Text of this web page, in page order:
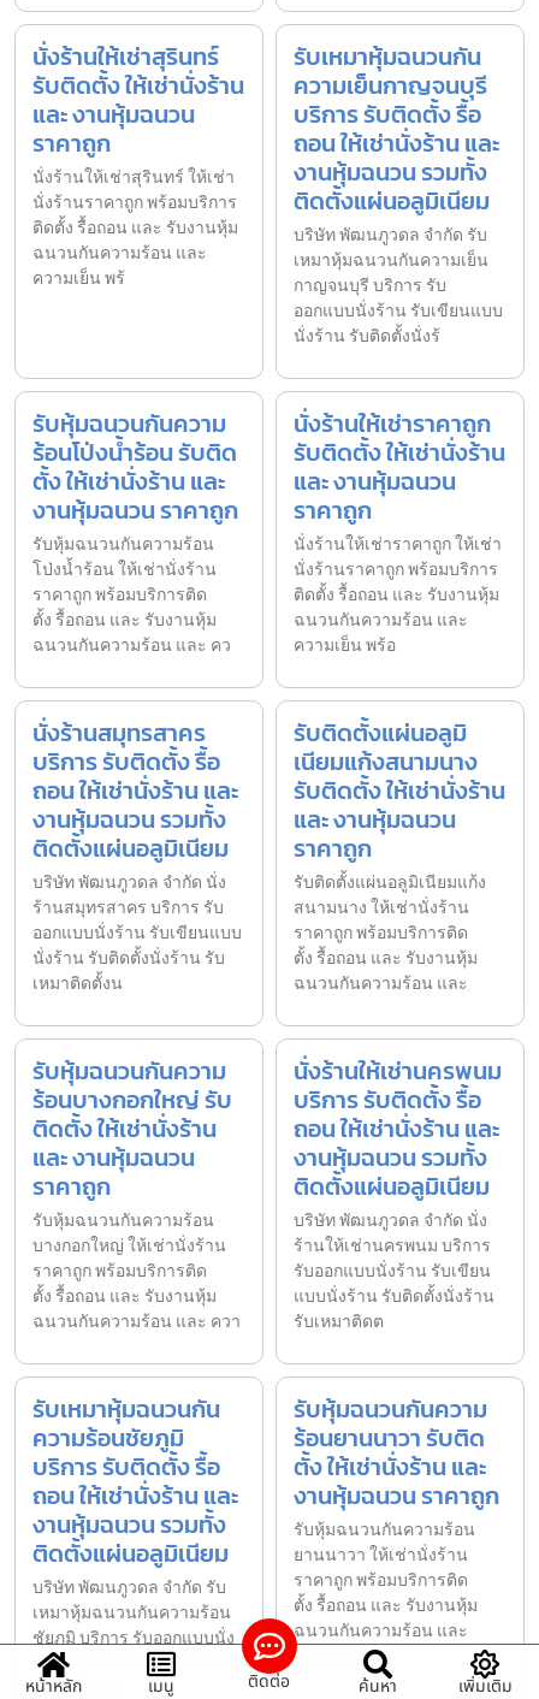
นั่งร้านให้เช่าสุรินทร์
รับติดตั้ง ให้เช่านั่งร้าน
และ งานหุ้มฉนวน
ราคาถูก
นั่งร้านให้เช่าสุรินทร์ ให้เช่า
นั่งร้านราคาถูก พร้อมบริการ
ติดตั้ง รื้อถอน และ รับงานหุ้ม
ฉนวนกันความร้อน และ
ความเย็น พร้
รับเหมาหุ้มฉนวนกัน
ความเย็นกาญจนบุรี
บริการ รับติดตั้ง รื้อ
ถอน ให้เช่านั่งร้าน และ
งานหุ้มฉนวน รวมทั้ง
ติดตั้งแผ่นอลูมิเนียม
บริษัท พัฒนภูวดล จำกัด รับ
เหมาหุ้มฉนวนกันความเย็น
กาญจนบุรี บริการ รับ
ออกแบบนั่งร้าน รับเขียนแบบ
นั่งร้าน รับติดตั้งนั่งร้
รับหุ้มฉนวนกันความ
ร้อนโป่งน้ำร้อน รับติด
ตั้ง ให้เช่านั่งร้าน และ
งานหุ้มฉนวน ราคาถูก
รับหุ้มฉนวนกันความร้อน
โป่งน้ำร้อน ให้เช่านั่งร้าน
ราคาถูก พร้อมบริการติด
ตั้ง รื้อถอน และ รับงานหุ้ม
ฉนวนกันความร้อน และ คว
นั่งร้านให้เช่าราคาถูก
รับติดตั้ง ให้เช่านั่งร้าน
และ งานหุ้มฉนวน
ราคาถูก
นั่งร้านให้เช่าราคาถูก ให้เช่า
นั่งร้านราคาถูก พร้อมบริการ
ติดตั้ง รื้อถอน และ รับงานหุ้ม
ฉนวนกันความร้อน และ
ความเย็น พร้อ
นั่งร้านสมุทรสาคร
บริการ รับติดตั้ง รื้อ
ถอน ให้เช่านั่งร้าน และ
งานหุ้มฉนวน รวมทั้ง
ติดตั้งแผ่นอลูมิเนียม
บริษัท พัฒนภูวดล จำกัด นั่ง
ร้านสมุทรสาคร บริการ รับ
ออกแบบนั่งร้าน รับเขียนแบบ
นั่งร้าน รับติดตั้งนั่งร้าน รับ
เหมาติดตั้งน
รับติดตั้งแผ่นอลูมิ
เนียมแก้งสนามนาง
รับติดตั้ง ให้เช่านั่งร้าน
และ งานหุ้มฉนวน
ราคาถูก
รับติดตั้งแผ่นอลูมิเนียมแก้ง
สนามนาง ให้เช่านั่งร้าน
ราคาถูก พร้อมบริการติด
ตั้ง รื้อถอน และ รับงานหุ้ม
ฉนวนกันความร้อน และ
รับหุ้มฉนวนกันความ
ร้อนบางกอกใหญ่ รับ
ติดตั้ง ให้เช่านั่งร้าน
และ งานหุ้มฉนวน
ราคาถูก
รับหุ้มฉนวนกันความร้อน
บางกอกใหญ่ ให้เช่านั่งร้าน
ราคาถูก พร้อมบริการติด
ตั้ง รื้อถอน และ รับงานหุ้ม
ฉนวนกันความร้อน และ ควา
นั่งร้านให้เช่านครพนม
บริการ รับติดตั้ง รื้อ
ถอน ให้เช่านั่งร้าน และ
งานหุ้มฉนวน รวมทั้ง
ติดตั้งแผ่นอลูมิเนียม
บริษัท พัฒนภูวดล จำกัด นั่ง
ร้านให้เช่านครพนม บริการ
รับออกแบบนั่งร้าน รับเขียน
แบบนั่งร้าน รับติดตั้งนั่งร้าน
รับเหมาติดต
รับเหมาหุ้มฉนวนกัน
ความร้อนชัยภูมิ
บริการ รับติดตั้ง รื้อ
ถอน ให้เช่านั่งร้าน และ
งานหุ้มฉนวน รวมทั้ง
ติดตั้งแผ่นอลูมิเนียม
บริษัท พัฒนภูวดล จำกัด รับ
เหมาหุ้มฉนวนกันความร้อน
ชัยภูมิ บริการ รับออกแบบนั่ง
ร้าน รับเขียนแบบนั่งร้าน รับ
ติดตั้งนั่งร้าน
รับหุ้มฉนวนกันความ
ร้อนยานนาวา รับติด
ตั้ง ให้เช่านั่งร้าน และ
งานหุ้มฉนวน ราคาถูก
รับหุ้มฉนวนกันความร้อน
ยานนาวา ให้เช่านั่งร้าน
ราคาถูก พร้อมบริการติด
ตั้ง รื้อถอน และ รับงานหุ้ม
ฉนวนกันความร้อน และ
ความเย
หน้าหลัก
เมนู ติดต่อ ค้นหา เพิ่มเติม